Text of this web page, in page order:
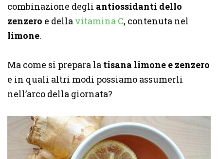
combinazione degli antiossidanti dello
zenzero e della vitamina C, contenuta nel
limone.
Ma come si prepara la tisana limone e zenzero
e in quali altri modi possiamo assumerli
nell’arco della giornata?